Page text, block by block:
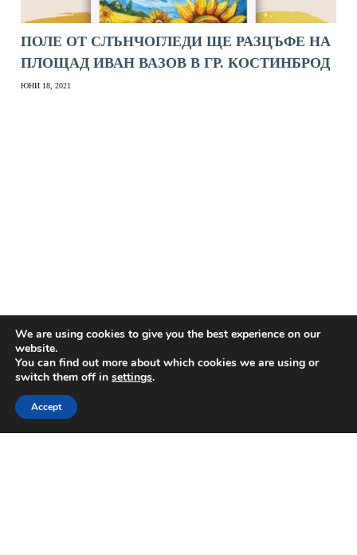
ПОЛЕ ОТ СЛЪНЧОГЛЕДИ ЩЕ РАЗЦЪФЕ НА
ПЛОЩАД ИВАН ВАЗОВ В ГР. КОСТИНБРОД
ЮНИ 18, 2021
We are using cookies to give you the best experience on our
website.
You can find out more about which cookies we are using or
switch them off in settings.
Accept